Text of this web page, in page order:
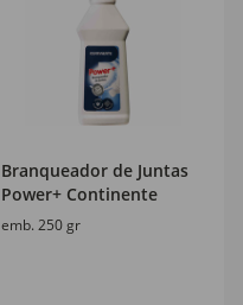
Branqueador de Juntas
Power+ Continente
emb. 250 gr